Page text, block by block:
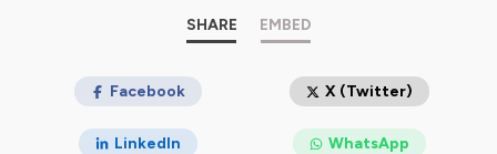
SHARE EMBED
Facebook X (Twitter)
LinkedIn WhatsApp